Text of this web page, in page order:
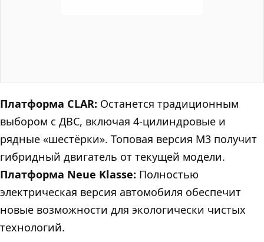
Платформа CLAR: Останется традиционным
выбором с ДВС, включая 4-цилиндровые и
рядные «шестёрки». Топовая версия М3 получит
гибридный двигатель от текущей модели.
Платформа Neue Klasse: Полностью
электрическая версия автомобиля обеспечит
новые возможности для экологически чистых
технологий.